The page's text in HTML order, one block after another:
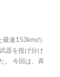
最速153kmの
器を投げ分け
。 今回は、斉